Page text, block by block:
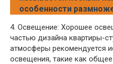
особенности
4. Освещение: Хорошее
частью дизайна квартиры-
атмосферы рекомендуется
освещения, такие как